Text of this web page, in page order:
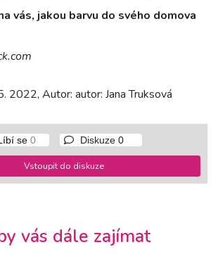
vás, jakou barvu do svého domova
2022, Autor: autor: Jana Truksová
Diskuze 0
Vstoupit do diskuze
vás dále zajímat